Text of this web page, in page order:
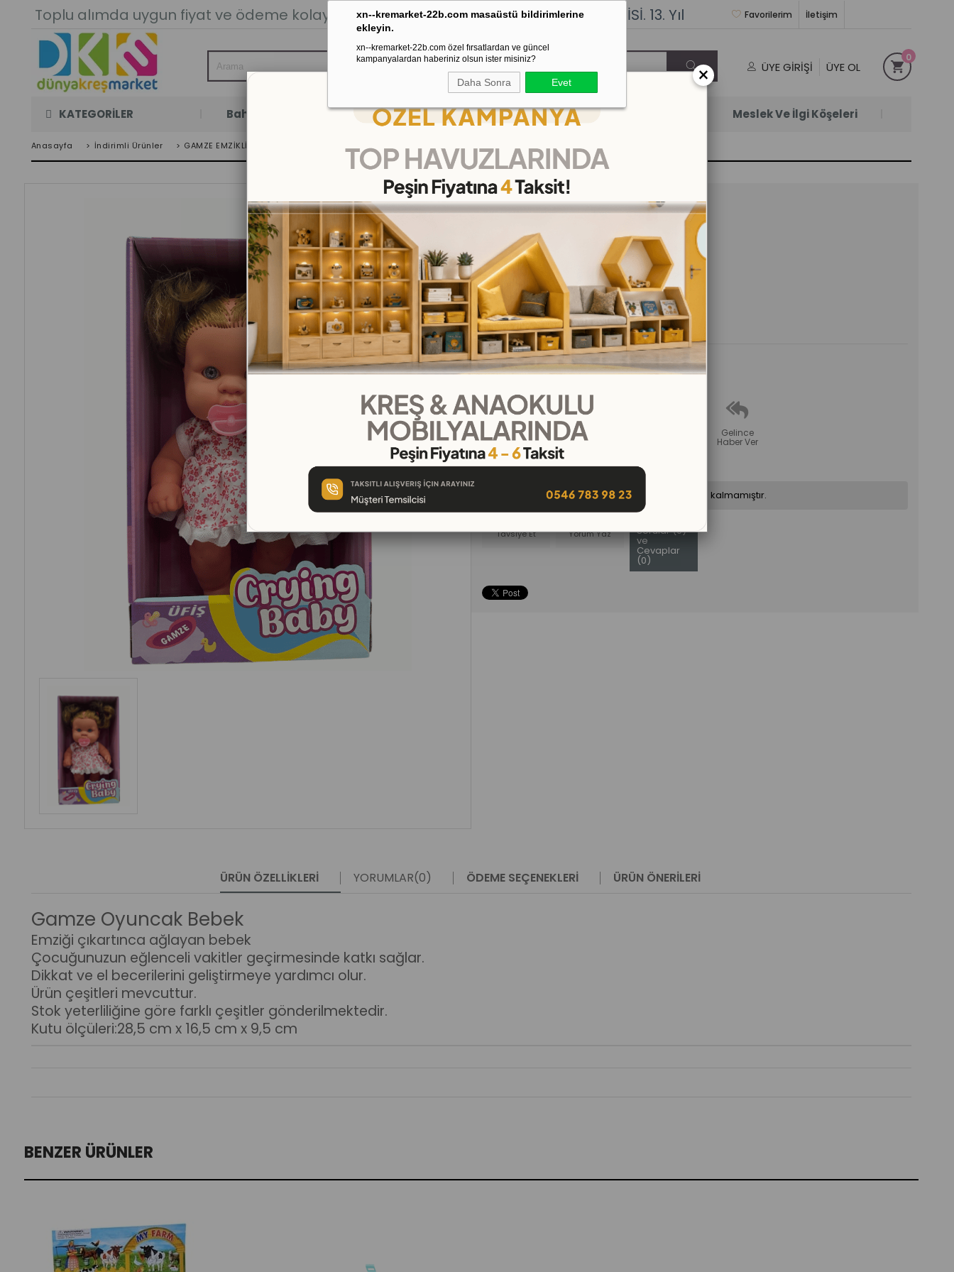
xn--kremarket-22b.com masaüstü bildirimlerine
ekleyin.
xn--kremarket-22b.com özel fırsatlardan ve güncel
kampanyalardan haberiniz olsun ister misiniz?
Daha Sonra Evet
Toplu alımda uygun fiyat ve ödeme kolaylığı. Stoktan Gönderim.% 100İADEGARANTİSİ. 13. Yıl İletişim
Favorilerim
ÜYE GIRIŞI ÜYE OL
0
KATEGORİLER Bahçe Oyun Odası Kaydırak Salıncak Tahterevalli Çok Satanlar Meslek Ve İlgi Köşeleri
Anasayfa > İndirimli Ürünler > GAMZE EMZİKLİ OYUNCAK BEBEK
GAMZE EMZİKLİ OYUNCAK BEBEK
(DKM059175)
%
29
İNDIRIM
₺699,00
(KDV Dahil)
₺495,00 (KDV Dahil)
₺55,00 `den başlayan taksitlerle
Favorilere
Ekle
İstek Listeme
Ekle
Gelince
Haber Ver
Ürün stoklarımızda kalmamıştır.
Tavsiye Et Yorum Yaz Sorular (0)
ve
Cevaplar
(0)
ÜRÜN ÖZELLIKLERI YORUMLAR(0) ÖDEME SEÇENEKLERI ÜRÜN ÖNERILERI
Gamze Oyuncak Bebek
Emziği çıkartınca ağlayan bebek
Çocuğunuzun eğlenceli vakitler geçirmesinde katkı sağlar.
Dikkat ve el becerilerini geliştirmeye yardımcı olur.
Ürün çeşitleri mevcuttur.
Stok yeterliliğine göre farklı çeşitler gönderilmektedir.
Kutu ölçüleri:28,5 cm x 16,5 cm x 9,5 cm
BENZER ÜRÜNLER
×